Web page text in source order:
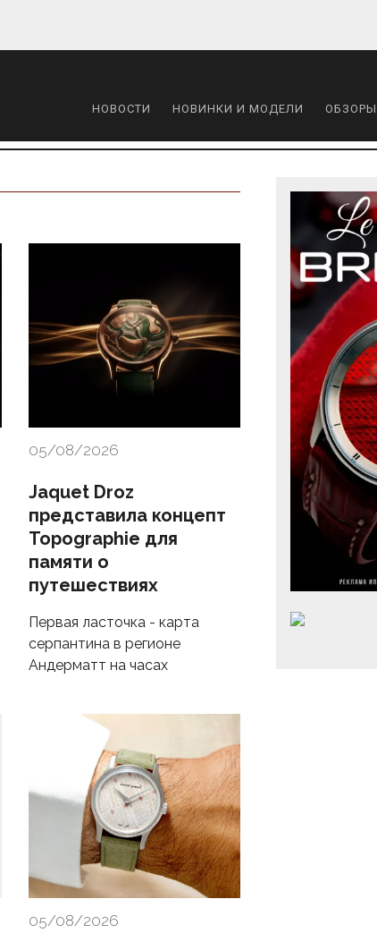
НОВОСТИ НОВИНКИ И МОДЕЛИ ОБЗОРЫ
05/08/2026
Jaquet Droz
представила концепт
Topographie для
памяти о
путешествиях
Первая ласточка - карта
серпантина в регионе
Андерматт на часах
05/08/2026